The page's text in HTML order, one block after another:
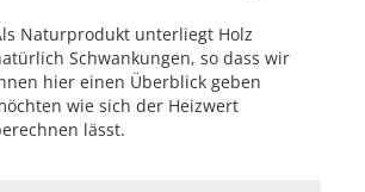
Naturprodukt unterliegt Holz
Schwankungen, so dass wir
hier einen Überblick geben
wie sich der Heizwert
lässt.